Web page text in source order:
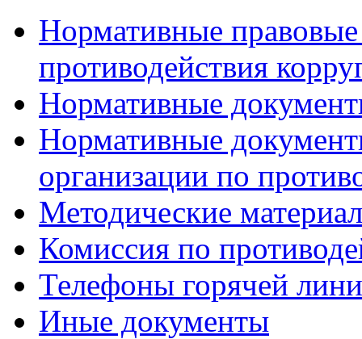
Нормативные
противодействия
Нормативные
Нормативные
организации по
Методические
Комиссия по
Телефоны горячей
Иные документы